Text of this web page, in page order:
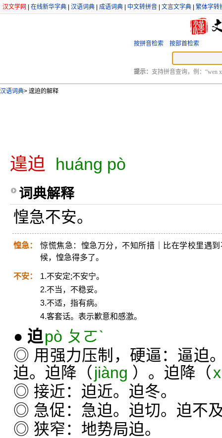
汉文学网 在线新华字典 汉语词典 成语词典 中文转拼音 文言文字典 繁体字转
按拼音检索 按部首检索
提示： 支持拼音查询，例：“wen
汉语词典> 遑迫的解释
遑迫 huáng pò
词典解释
惶急不安。
惶急：
惊慌焦急：惶急万分，不知所措｜比在学校里遇
候，惶急得多了。
不安：
1.不安定;不安宁。
2.不当，不稳妥。
3.不适，指有病。
4.客套话。表示歉意和感激。
● 迫pò ㄆㄛˋ
◎ 用强力压制，硬逼：逼迫
迫。迫降（ jiàng ）。迫降（
◎ 接近：迫近。迫冬。
◎ 急促：急迫。迫切。迫不
◎ 狭窄：地势局迫。